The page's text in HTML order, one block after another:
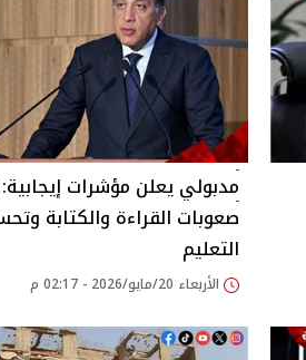
مدبولي يعلن مؤشرات
صعوبات القراءة والكتابة
التعليم
الأربعاء 20/مايو/2026 - 02:17 م